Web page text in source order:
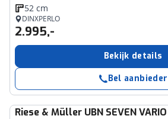
52 cm
DINXPERLO
2.995,-
Bekijk details
Bel aanbieder
Riese & Müller UBN SEVEN